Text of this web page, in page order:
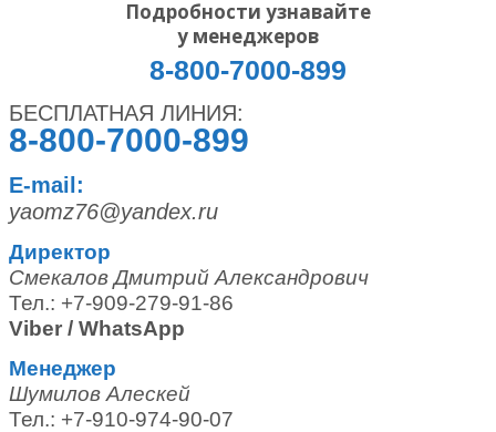
Подробности узнавайте
у менеджеров
8-800-7000-899
БЕСПЛАТНАЯ ЛИНИЯ:
8-800-7000-899
E-mail:
yaomz76@yandex.ru
Директор
Смекалов Дмитрий Александрович
Тел.: +7-909-279-91-86
Viber / WhatsApp
Менеджер
Шумилов Алескей
Тел.: +7-910-974-90-07